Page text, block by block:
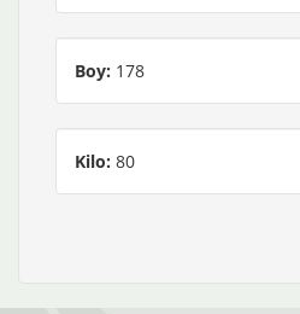
Boy: 178
Kilo: 80